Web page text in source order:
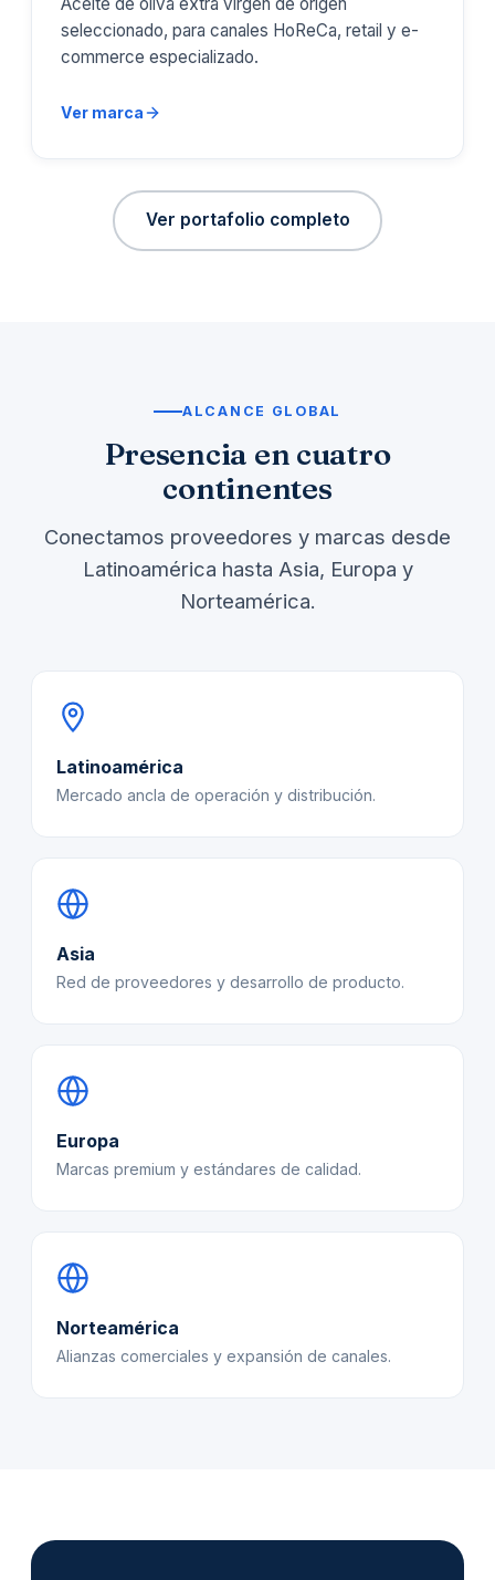
seleccionado, para canales HoReCa, retail y e-
commerce especializado.
Ver marca
Ver portafolio completo
ALCANCE GLOBAL
Presencia en cuatro
continentes
Conectamos proveedores y marcas desde
Latinoamérica hasta Asia, Europa y
Norteamérica.
Latinoamérica
Mercado ancla de operación y distribución.
Asia
Red de proveedores y desarrollo de producto.
Europa
Marcas premium y estándares de calidad.
Norteamérica
Alianzas comerciales y expansión de canales.